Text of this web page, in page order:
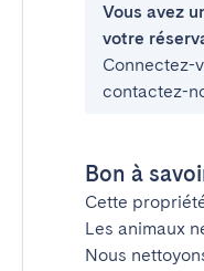
Vous avez
votre
Connectez-
contactez-
Bon à
Cette
Les animaux
Nous